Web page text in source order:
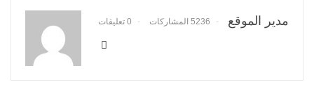
مدير الموقع 5236 المشاركات 0 تعليقات